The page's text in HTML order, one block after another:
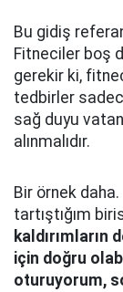
Bu gidiş
Fitneciler boş
gerekir ki,
tedbirler
sağ duyu
alınmalıdır.
Bir örnek
tartıştığım
kaldırımların
için doğru
oturuyorum,